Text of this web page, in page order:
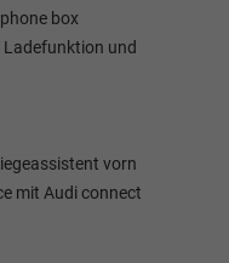
box
Ladefunktion und
vorn
mit Audi connect